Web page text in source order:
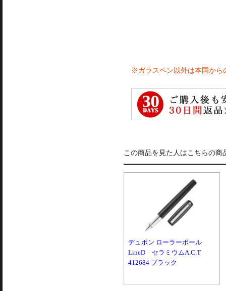
※ガラスペン以外は本国から
この商品を見た人はこちらの商
デュポン ローラーボール
LineD セラミウムA.C.T
412684 ブラック